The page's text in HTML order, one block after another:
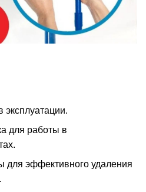
эксплуатации.
для работы в
для эффективного удаления